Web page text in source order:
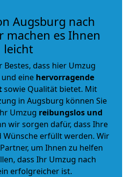
Augsburg nach
machen es Ihnen
leicht
Bestes, dass hier Umzug
und eine hervorragende
sowie Qualität bietet. Mit
in Augsburg können Sie
Umzug reibungslos und
wir sorgen dafür, dass Ihre
erfüllt werden. Wir
um Ihnen zu helfen
dass Ihr Umzug nach
erfolgreicher ist.